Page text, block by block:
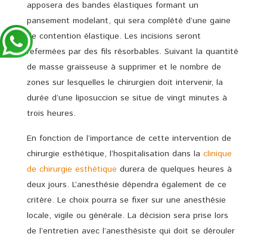
apposera des bandes élastiques formant un
pansement modelant, qui sera complété d’une gaine
de contention élastique. Les incisions seront
refermées par des fils résorbables. Suivant la quantité
de masse graisseuse à supprimer et le nombre de
zones sur lesquelles le chirurgien doit intervenir, la
durée d’une liposuccion se situe de vingt minutes à
trois heures.
En fonction de l’importance de cette intervention de
chirurgie esthétique, l’hospitalisation dans la clinique
de chirurgie esthétique durera de quelques heures à
deux jours. L’anesthésie dépendra également de ce
critère. Le choix pourra se fixer sur une anesthésie
locale, vigile ou générale. La décision sera prise lors
de l’entretien avec l’anesthésiste qui doit se dérouler